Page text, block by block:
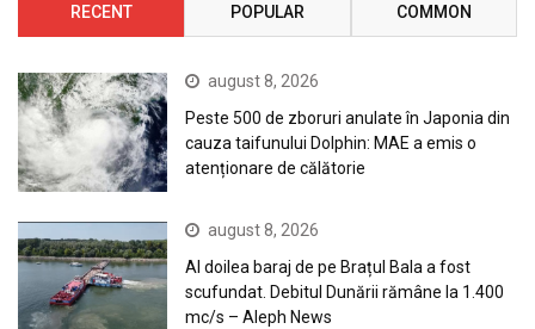
RECENT POPULAR COMMON
august 8, 2026
Peste 500 de zboruri anulate în Japonia din
cauza taifunului Dolphin: MAE a emis o
atenționare de călătorie
august 8, 2026
Al doilea baraj de pe Brațul Bala a fost
scufundat. Debitul Dunării rămâne la 1.400
mc/s – Aleph News